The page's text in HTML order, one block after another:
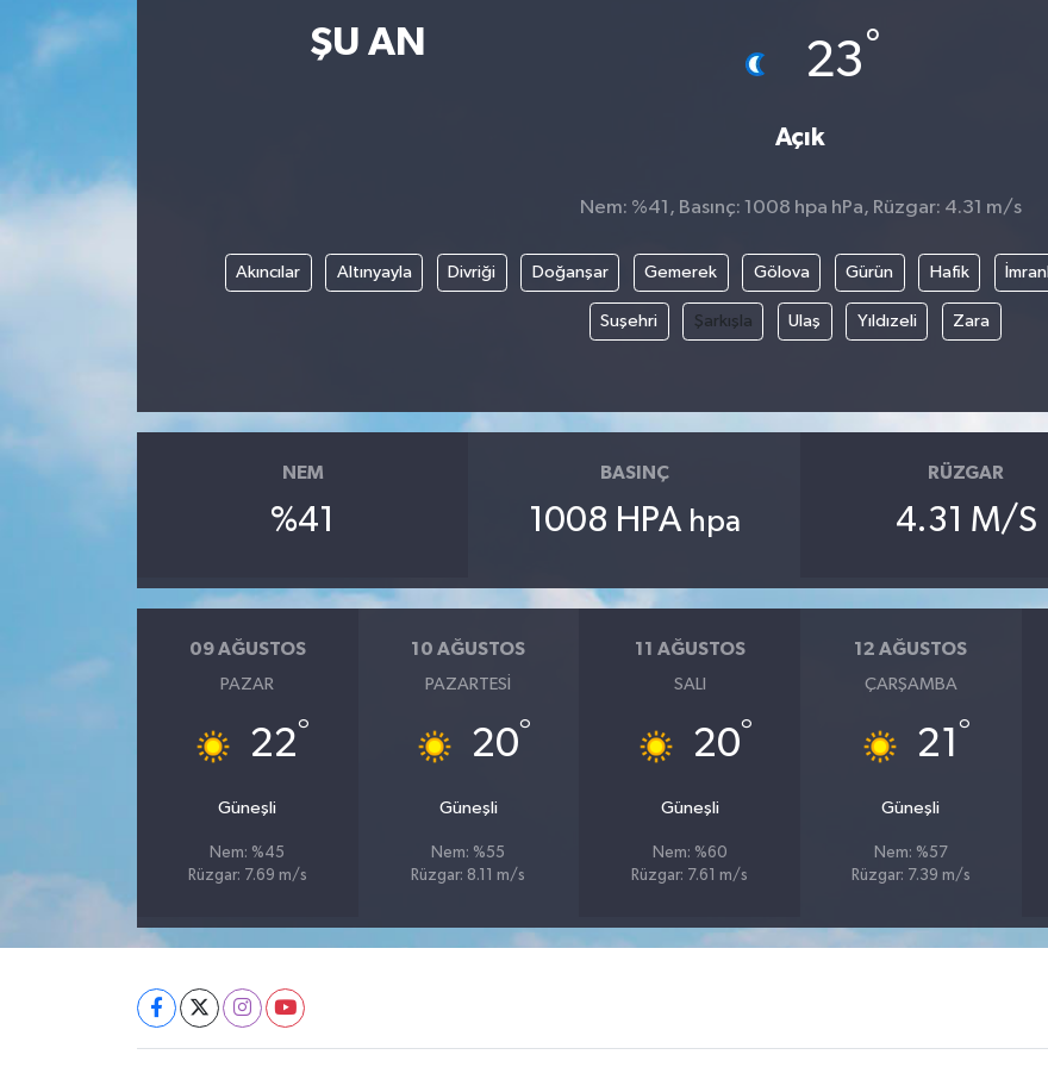
ŞU AN 23°
Açık
Nem: %41, Basınç: 1008 hpa hPa, Rüzgar: 4.31 m/s
Akıncılar Altınyayla Divriği Doğanşar Gemerek Gölova Gürün Hafik
Suşehri Şarkışla Ulaş Yıldızeli Zara
NEM
%41
BASINÇ
1008 HPA hpa
RÜZGAR
4.31 M/S
09 AĞUSTOS
PAZAR
22°
Güneşli
Nem: %45
Rüzgar: 7.69 m/s
10 AĞUSTOS
PAZARTESI
20°
Güneşli
Nem: %55
Rüzgar: 8.11 m/s
11 AĞUSTOS
SALI
20°
Güneşli
Nem: %60
Rüzgar: 7.61 m/s
12 AĞUSTOS
ÇARŞAMBA
21 °
Güneşli
Nem: %57
Rüzgar: 7.39 m/s